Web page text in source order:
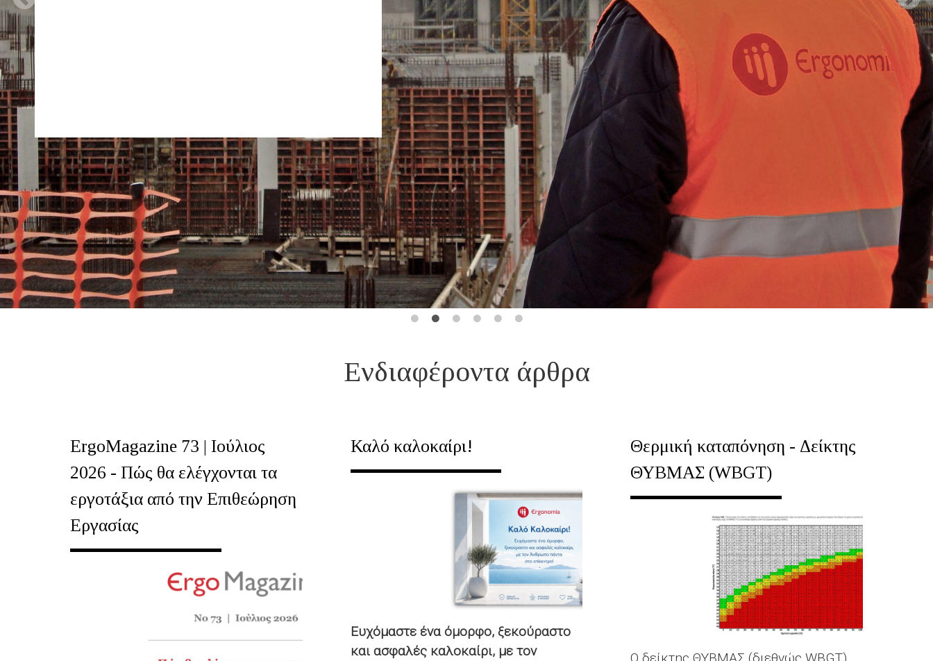
Ενδιαφέροντα άρθρα
ErgoMagazine 73 | Ιούλιος
2026 - Πώς θα ελέγχονται τα
εργοτάξια από την Επιθεώρηση
Εργασίας
Καλό καλοκαίρι!
Ευχόμαστε ένα όμορφο, ξεκούραστο
και ασφαλές καλοκαίρι, με τον
Θερμική καταπόνηση - Δείκτης
ΘΥΒΜΑΣ (WBGT)
Ο δείκτης ΘΥΒΜΑΣ (διεθνώς WBGT)